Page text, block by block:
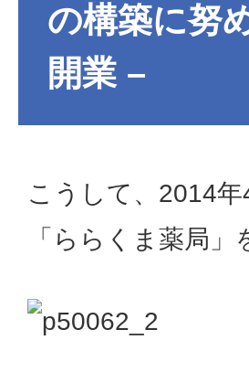
の構築に努
開業 –
こうして、2014
「ららくま薬局